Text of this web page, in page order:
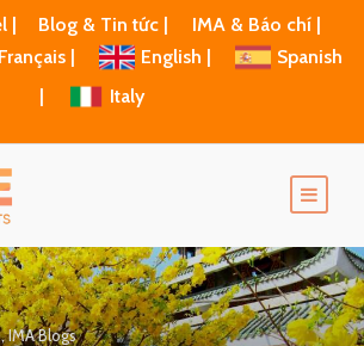
| Blog & Tin tức |
IMA & Báo chí |
Français | English |
Spanish
Italy
,IMA Blogs